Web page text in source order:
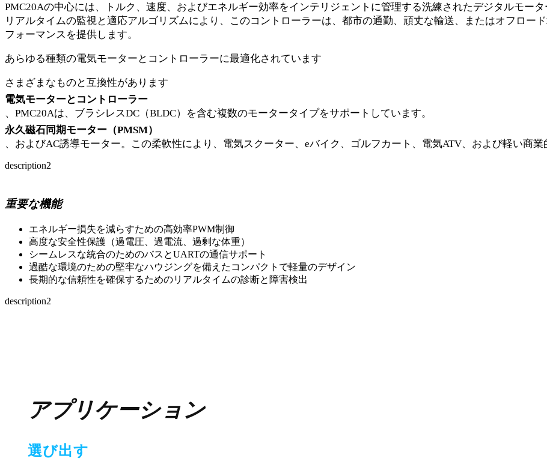
PMC20Aの中心には、トルク、速度、およびエネルギー効率をインテリジェントに管理する洗練されたデジタルモー
リアルタイムの監視と適応アルゴリズムにより、このコントローラーは、都市の通勤、頑丈な輸送、またはオフロー
フォーマンスを提供します。
あらゆる種類の電気モーターとコントローラーに最適化されています
さまざまなものと互換性があります
電気モーターとコントローラー
、PMC20Aは、ブラシレスDC（BLDC）を含む複数のモータータイプをサポートしています。
永久磁石同期モーター（PMSM）
、およびAC誘導モーター。この柔軟性により、電気スクーター、eバイク、ゴルフカート、電気ATV、および軽い商業
description2
重要な機能
エネルギー損失を減らすための高効率PWM制御
高度な安全性保護（過電圧、過電流、過剰な体重）
シームレスな統合のためのバスとUARTの通信サポート
過酷な環境のための堅牢なハウジングを備えたコンパクトで軽量のデザイン
長期的な信頼性を確保するためのリアルタイムの診断と障害検出
description2
アプリケーション
選び出す